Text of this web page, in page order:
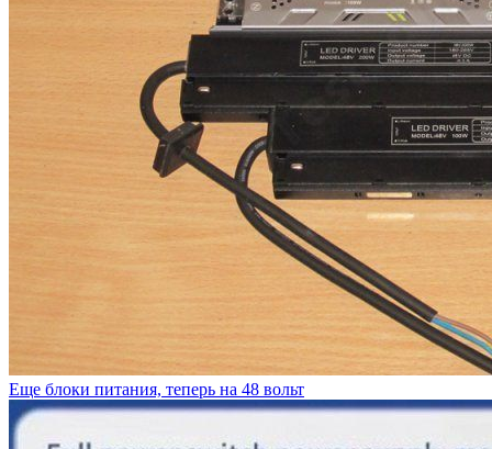
Еще блоки питания, теперь на 48 вольт